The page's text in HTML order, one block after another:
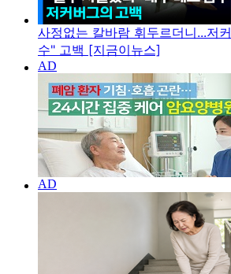
사정없는 칼바람 휘두르더니...저
수" 고백 [지금이뉴스]